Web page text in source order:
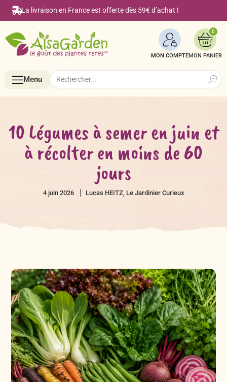
La livraison en France est offerte dès 59€ d’achat !
MON COMPTE
0
Menu
Accueil
Boutique en ligne
Aromatiques & Comestibles
Fleurs, Prairies, Engrais verts
Accesoires de Jardinage
Découvertes végétales
Plantes & Gastronomie
Bricolage & Inspirations
Ateliers & Evènements
Visitez notre magasin
Maraichers & Revendeurs
Search
for:
10 Légumes à semer en juin et
à récolter en moins de 60
jours
4 juin 2026 Lucas HEITZ, Le Jardinier Curieux